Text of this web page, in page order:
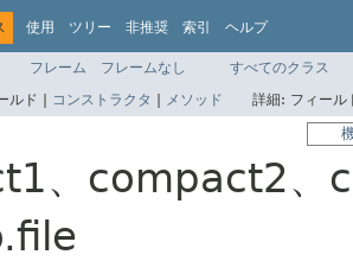
使用 ツリー 非推奨 索引 ヘルプ
フレーム フレームなし
すべてのクラス
ルド | コンストラクタ | メソッド 詳細: フィー
、compact2、